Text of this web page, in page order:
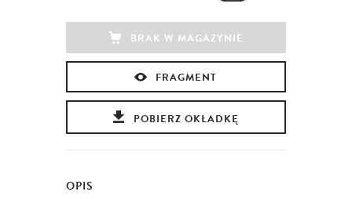
BRAK W MAGAZYNIE
FRAGMENT
POBIERZ OKŁADKĘ
OPIS